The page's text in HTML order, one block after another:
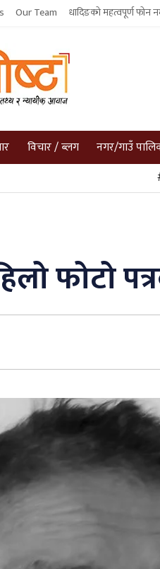
Our Team धादिङको महत्वपूर्ण फोन
विचार / ब्लग नगर/गाउँ
फोटो